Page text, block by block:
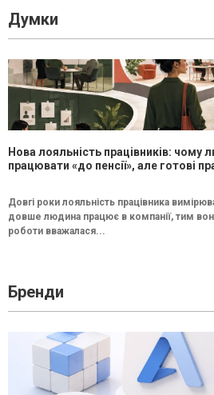
Думки
Нова лояльність працівників: чому
працювати «до пенсії», але готові
Довгі роки лояльність працівника
довше людина працює в компанії, тим
роботи вважалася...
Бренди